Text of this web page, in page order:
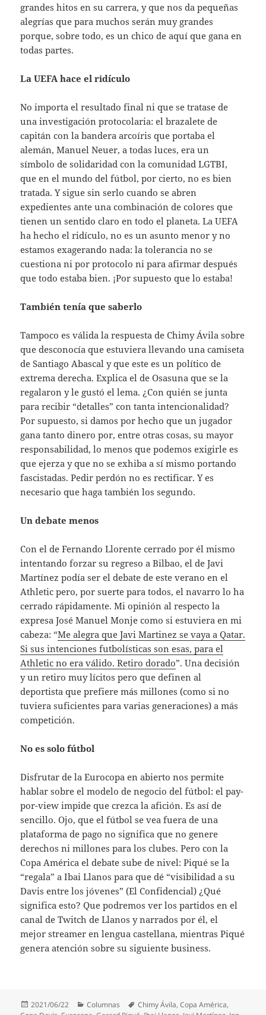
grandes hitos en su carrera, y que nos da pequeñas
alegrías que para muchos serán muy grandes
porque, sobre todo, es un chico de aquí que gana en
todas partes.
La UEFA hace el ridículo
No importa el resultado final ni que se tratase de
una investigación protocolaria: el brazalete de
capitán con la bandera arcoíris que portaba el
alemán, Manuel Neuer, a todas luces, era un
símbolo de solidaridad con la comunidad LGTBI,
que en el mundo del fútbol, por cierto, no es bien
tratada. Y sigue sin serlo cuando se abren
expedientes ante una combinación de colores que
tienen un sentido claro en todo el planeta. La UEFA
ha hecho el ridículo, no es un asunto menor y no
estamos exagerando nada: la tolerancia no se
cuestiona ni por protocolo ni para afirmar después
que todo estaba bien. ¡Por supuesto que lo estaba!
También tenía que saberlo
Tampoco es válida la respuesta de Chimy Ávila sobre
que desconocía que estuviera llevando una camiseta
de Santiago Abascal y que este es un político de
extrema derecha. Explica el de Osasuna que se la
regalaron y le gustó el lema. ¿Con quién se junta
para recibir “detalles” con tanta intencionalidad?
Por supuesto, si damos por hecho que un jugador
gana tanto dinero por, entre otras cosas, su mayor
responsabilidad, lo menos que podemos exigirle es
que ejerza y que no se exhiba a sí mismo portando
fascistadas. Pedir perdón no es rectificar. Y es
necesario que haga también los segundo.
Un debate menos
Con el de Fernando Llorente cerrado por él mismo
intentando forzar su regreso a Bilbao, el de Javi
Martínez podía ser el debate de este verano en el
Athletic pero, por suerte para todos, el navarro lo ha
cerrado rápidamente. Mi opinión al respecto la
expresa José Manuel Monje como si estuviera en mi
cabeza: “Me alegra que Javi Martinez se vaya a Qatar.
Si sus intenciones futbolísticas son esas, para el
Athletic no era válido. Retiro dorado”. Una decisión
y un retiro muy lícitos pero que definen al
deportista que prefiere más millones (como si no
tuviera suficientes para varias generaciones) a más
competición.
No es solo fútbol
Disfrutar de la Eurocopa en abierto nos permite
hablar sobre el modelo de negocio del fútbol: el pay-
por-view impide que crezca la afición. Es así de
sencillo. Ojo, que el fútbol se vea fuera de una
plataforma de pago no significa que no genere
derechos ni millones para los clubes. Pero con la
Copa América el debate sube de nivel: Piqué se la
“regala” a Ibai Llanos para que dé “visibilidad a su
Davis entre los jóvenes” (El Confidencial) ¿Qué
significa esto? Que podremos ver los partidos en el
canal de Twitch de Llanos y narrados por él, el
mejor streamer en lengua castellana, mientras Piqué
genera atención sobre su siguiente business.
Publicado
2021/06/22 Categorías
Columnas Etiquetas
Chimy Ávila,Copa América,